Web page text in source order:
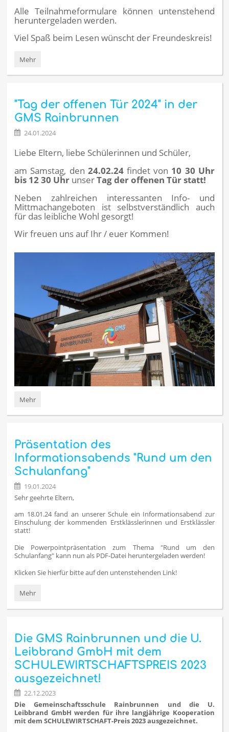
Alle Teilnahmeformulare können untenstehend
heruntergeladen werden.
Viel Spaß beim Lesen wünscht der Freundeskreis!
Lesefuchs
Leseratte
Mehr
"Tag der offenen Tür 2024" in der
GMS Rainbrunnen
24.01.2024
Liebe Eltern, liebe Schülerinnen und Schüler,
am Samstag, den 24.02.24findet von 10 30 Uhr
bis 12 30 Uhr unserTag der offenen Tür statt!
Neben zahlreichen interessanten Info- und
Mittmachangeboten ist selbstverständlich auch
für das leibliche Wohl gesorgt!
Wir freuen uns auf Ihr / euer Kommen!
"Tag
offenen
in
der
GMS
Rainbrunnen:
Mehr
Präsentation des
Informationsabends "Rund um den
Schulanfang"
19.01.2024
Sehr geehrte Eltern,
am 18.01.24 fand an unserer Schule ein Informationsabend zur
Einschulung der kommenden Erstklässlerinnen und Erstklässler
statt!
Die Powerpointpräsentation zum Thema "Rund um den
Schulanfang" kann nun als PDF-Datei heruntergeladen werden!
Klicken Sie hierfür bitte auf den untenstehenden Link!
Präsentation
Informationsabends
den
Schulanfang":
Mehr
Die GMS Rainbrunnen und die U.
Leibbrand GmbH mit dem
SCHULEWIRTSCHAFTSPREIS 2023
ausgezeichnet!
22.12.2023
Die Gemeinschaftsschule Rainbrunnen und die U.
Leibbrand GmbH werden für ihre langjährige Kooperation
mit dem SCHULEWIRTSCHAFT-Preis 2023 ausgezeichnet.